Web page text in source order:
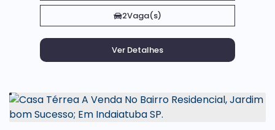
2Vaga(s)